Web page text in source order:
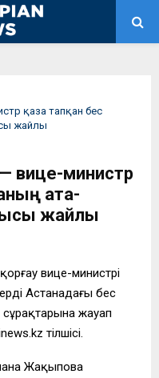
қаза тапқан бес
жайлы
вице-министр
ата-
жайлы
вице-министрі
Астанадағы бес
сұрақтарына жауап
тілшісі.
Жақыпова